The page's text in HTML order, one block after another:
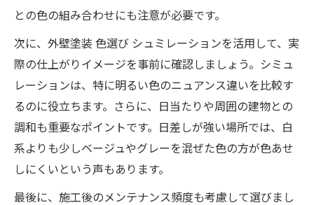
との色の組み合わせにも注意が必要です。
次に、外壁塗装 色選び シュミレーションを活用して、実
際の仕上がりイメージを事前に確認しましょう。シミュ
レーションは、特に明るい色のニュアンス違いを比較す
るのに役立ちます。さらに、日当たりや周囲の建物との
調和も重要なポイントです。日差しが強い場所では、白
系よりも少しベージュやグレーを混ぜた色の方が色あせ
しにくいという声もあります。
最後に、施工後のメンテナンス頻度も考慮して選びまし